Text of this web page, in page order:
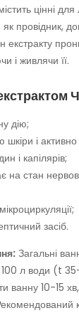
цінні
провідник,
екстракту
і живлячи її.
дію;
шкіри і активно
і капілярів;
на стан
засіб.
Загальні
100 л води (t
ванну 10-15